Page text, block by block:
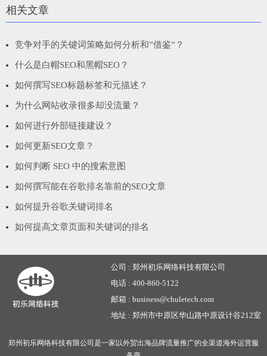
相关文章
竞争对手的关键词策略如何分析和”借鉴”？
什么是白帽SEO和黑帽SEO？
如何撰写SEO标题标签和元描述？
为什么网站收录很多却没流量？
如何进行外部链接建设？
如何更新SEO文章？
如何判断 SEO 中的搜索意图
如何撰写能在谷歌排名靠前的SEO文章
如何提升谷歌关键词排名
如何提高文章页面和关键词的排名
公司 : 郑州初乐网络科技有限公司
电话 : 400-860-5122
邮箱 : business@chuletech.com
地址 : 郑州市中原区华山路中原设计谷212室
郑州初乐网络科技有限公司是一家以外贸出海品牌流量推广的全渠道海外运营服